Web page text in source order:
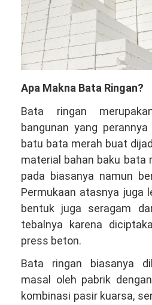
Apa Makna Bata Ringan?
Bata ringan
bangunan yang
batu bata merah buat
material bahan baku bata
pada biasanya namun
Permukaan atasnya juga
bentuk juga seragam
tebalnya karena
press beton.
Bata ringan biasanya
masal oleh pabrik
kombinasi pasir kuarsa,